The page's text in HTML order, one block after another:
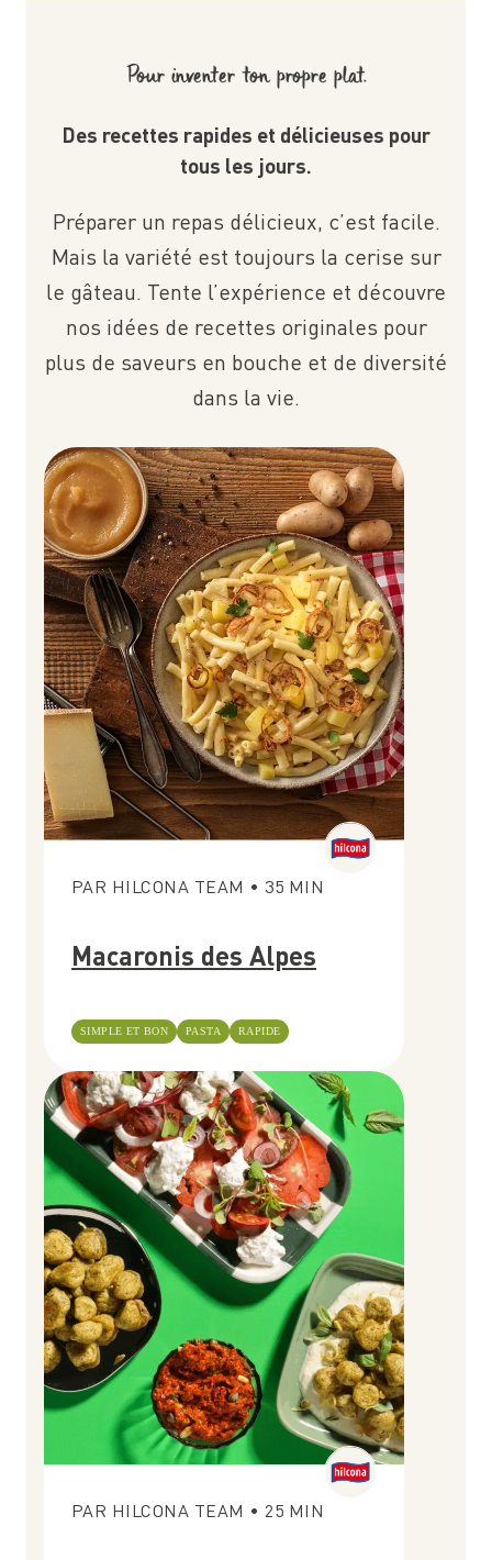
Pour inventer ton propre plat.
Des recettes rapides et délicieuses pour
tous les jours.
Préparer un repas délicieux, c’est facile.
Mais la variété est toujours la cerise sur
le gâteau. Tente l’expérience et découvre
nos idées de recettes originales pour
plus de saveurs en bouche et de diversité
dans la vie.
PAR HILCONA TEAM • 35 MIN
Macaronis des Alpes
SIMPLE ET BON PASTA RAPIDE
PAR HILCONA TEAM • 25 MIN